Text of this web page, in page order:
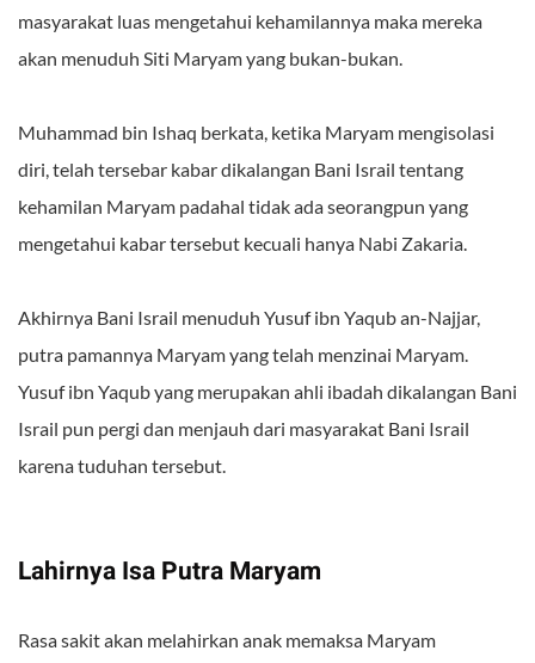
masyarakat luas mengetahui kehamilannya maka mereka
akan menuduh Siti Maryam yang bukan-bukan.
Muhammad bin Ishaq berkata, ketika Maryam mengisolasi
diri, telah tersebar kabar dikalangan Bani Israil tentang
kehamilan Maryam padahal tidak ada seorangpun yang
mengetahui kabar tersebut kecuali hanya Nabi Zakaria.
Akhirnya Bani Israil menuduh Yusuf ibn Yaqub an-Najjar,
putra pamannya Maryam yang telah menzinai Maryam.
Yusuf ibn Yaqub yang merupakan ahli ibadah dikalangan Bani
Israil pun pergi dan menjauh dari masyarakat Bani Israil
karena tuduhan tersebut.
Lahirnya Isa Putra Maryam
Rasa sakit akan melahirkan anak memaksa Maryam